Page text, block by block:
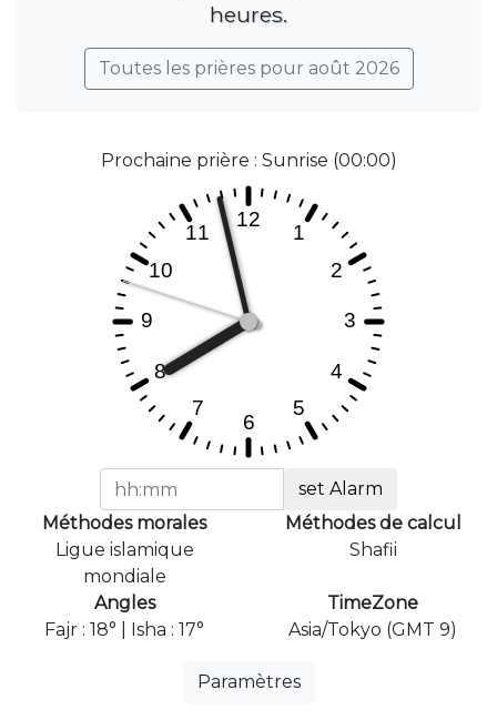
heures.
Toutes les prières pour août 2026
Prochaine prière : Sunrise (00:00)
set Alarm
Méthodes morales
Ligue islamique
mondiale
Méthodes de calcul
Shafii
Angles
Fajr : 18° | Isha : 17°
TimeZone
Asia/Tokyo (GMT 9)
Paramètres